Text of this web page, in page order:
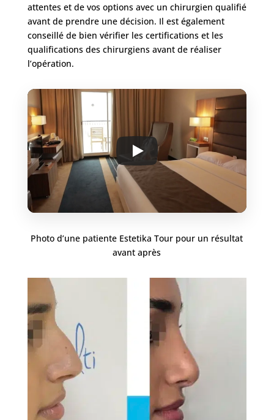
attentes et de vos options avec un chirurgien qualifié
avant de prendre une décision. Il est également
conseillé de bien vérifier les certifications et les
qualifications des chirurgiens avant de réaliser
l’opération.
Photo d’une patiente Estetika Tour pour un résultat
avant après